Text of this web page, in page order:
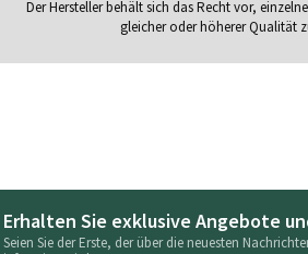
Der Hersteller behält sich das Recht vor,
gleicher oder höherer Qualität
Erhalten Sie exklusive Angebote
Seien Sie der Erste, der über die neuesten